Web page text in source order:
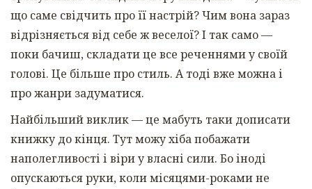
що саме свідчить про її настрій? Чим вона зараз
відрізняється від себе ж веселої? І так само —
поки бачиш, складати це все реченнями у своїй
голові. Це більше про стиль. А тоді вже можна і
про жанри задуматися.
Найбільший виклик — це мабуть таки дописати
книжку до кінця. Тут можу хіба побажати
наполегливості і віри у власні сили. Бо іноді
опускаються руки, коли місяцями-роками не